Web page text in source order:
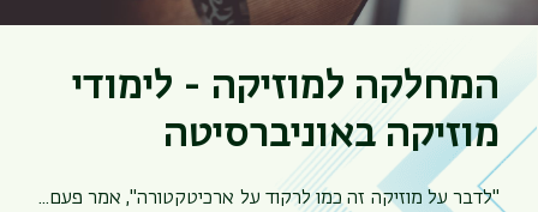
המחלקה למוזיקה - לימודי
מוזיקה באוניברסיטה
"לדבר על מוזיקה זה כמו לרקוד על ארכיטקטורה", אמר פעם...